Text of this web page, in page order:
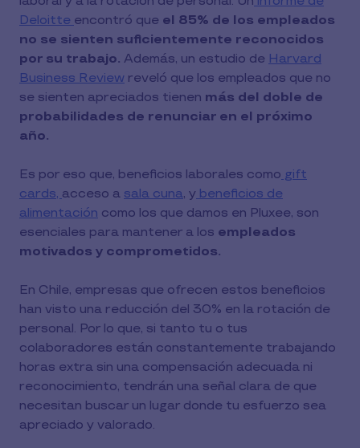
Deloitte encontró que el 85% de los empleados
no se sienten suficientemente reconocidos
por su trabajo. Además, un estudio de Harvard
Business Review reveló que los empleados que no
se sienten apreciados tienen más del doble de
probabilidades de renunciar en el próximo
año.
Es por eso que, beneficios laborales como gift
cards, acceso a sala cuna, y beneficios de
alimentación como los que damos en Pluxee, son
esenciales para mantener a los empleados
motivados y comprometidos.
En Chile, empresas que ofrecen estos beneficios
han visto una reducción del 30% en la rotación de
personal. Por lo que, si tanto tu o tus
colaboradores están constantemente trabajando
horas extra sin una compensación adecuada ni
reconocimiento, tendrán una señal clara de que
necesitan buscar un lugar donde tu esfuerzo sea
apreciado y valorado.